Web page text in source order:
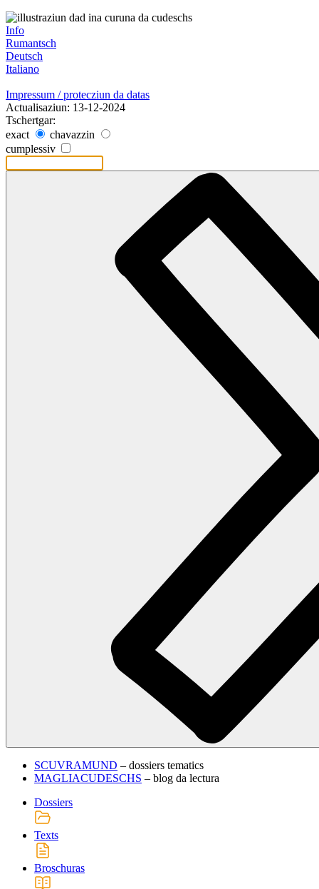
Info
Rumantsch
Deutsch
Italiano
Impressum / protecziun da datas
Actualisaziun: 13-12-2024
Tschertgar:
exact
chavazzin
cumplessiv
SCUVRAMUND – dossiers tematics
MAGLIACUDESCHS – blog da lectura
Dossiers
Texts
Broschuras